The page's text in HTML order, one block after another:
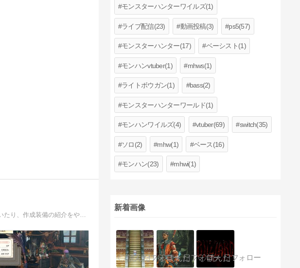
モンスターハンターワイルズ(1)
ライブ配信(23) 動画投稿(3) ps5(57)
モンスターハンター(17) ベーシスト(1)
モンハンvtuber(1) mhws(1)
ライトボウガン(1) bass(2)
モンスターハンターワールド(1)
モンハンワイルズ(4) vtuber(69) switch(35)
ソロ(2) mhw(1) ベース(16)
モンハン(23) mhwi(1)
新着画像